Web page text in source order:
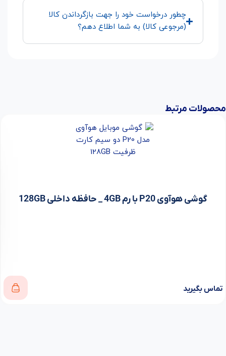
چطور درخواست خود را جهت بازگرداندن کالا
(مرجوعی کالا) به شما اطلاع دهم؟
محصولات مرتبط
گوشی هوآوی P20 با رم 4GB _ حافظه داخلی 128GB
تماس بگیرید